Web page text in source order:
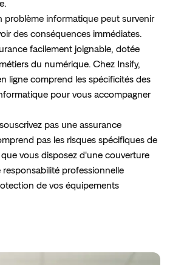
problème informatique peut survenir
des conséquences immédiates.
facilement joignable, dotée
du numérique. Chez Insify,
ligne comprend les spécificités des
pour vous accompagner
pas une assurance
pas les risques spécifiques de
que vous disposez d'une couverture
professionnelle
de vos équipements